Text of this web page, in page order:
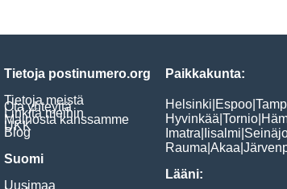
Tietoja postinumero.org
Tietoja meistä
Ota yhteyttä
Linkitä meihin
Mainosta kanssamme
UKK
Blog
Suomi
Uusimaa
Paikkakunta:
Helsinki Espoo
Hyvinkää Tornio
Imatra Iisalmi
Rauma Akaa
Lääni: